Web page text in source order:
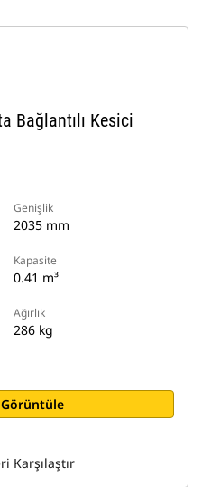
Bağlantılı Kesici
Genişlik
2035 mm
Kapasite
0.41 m³
Ağırlık
286 kg
Görüntüle
Karşılaştır